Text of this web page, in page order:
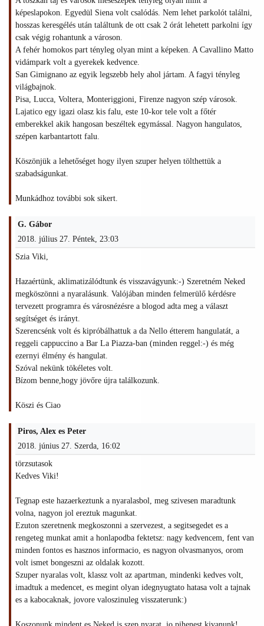
képeslapokon. Egyedül Siena volt csalódás. Nem lehet parkolót találni,
hosszas keresgélés után találtunk de ott csak 2 órát lehetett parkolni így
csak végig rohantunk a városon.
A fehér homokos part tényleg olyan mint a képeken. A Cavallino Matto
vidámpark volt a gyerekek kedvence.
San Gimignano az egyik legszebb hely ahol jártam. A fagyi tényleg
világbajnok.
Pisa, Lucca, Voltera, Monteriggioni, Firenze nagyon szép városok.
Lajatico egy igazi olasz kis falu, este 10-kor tele volt a főtér
emberekkel akik hangosan beszéltek egymással. Nagyon hangulatos,
szépen karbantartott falu.
Köszönjük a lehetőséget hogy ilyen szuper helyen tölthettük a
szabadságunkat.
Munkádhoz további sok sikert.
G. Gábor
2018. július 27. Péntek, 23:03
Szia Viki,
Hazaértünk, aklimatizálódtunk és visszavágyunk:-) Szeretném Neked
megköszönni a nyaralásunk. Valójában minden felmerülő kérdésre
tervezett programra és városnézésre a blogod adta meg a választ
segítséget és irányt.
Szerencsénk volt és kipróbálhattuk a da Nello étterem hangulatát, a
reggeli cappuccino a Bar La Piazza-ban (minden reggel:-) és még
ezernyi élmény és hangulat.
Szóval nekünk tökéletes volt.
Bízom benne,hogy jövőre újra találkozunk.
Köszi és Ciao
Piros, Alex es Peter
2018. június 27. Szerda, 16:02
törzsutasok
Kedves Viki!
Tegnap este hazaerkeztunk a nyaralasbol, meg szivesen maradtunk
volna, nagyon jol ereztuk magunkat.
Ezuton szeretnenk megkoszonni a szervezest, a segitsegedet es a
rengeteg munkat amit a honlapodba fektetsz: nagy kedvencem, fent van
minden fontos es hasznos informacio, es nagyon olvasmanyos, orom
volt ismet bongeszni az oldalak kozott.
Szuper nyaralas volt, klassz volt az apartman, mindenki kedves volt,
imadtuk a medencet, es megint olyan idegnyugtato hatasa volt a tajnak
es a kabocaknak, jovore valoszinuleg visszaterunk:)